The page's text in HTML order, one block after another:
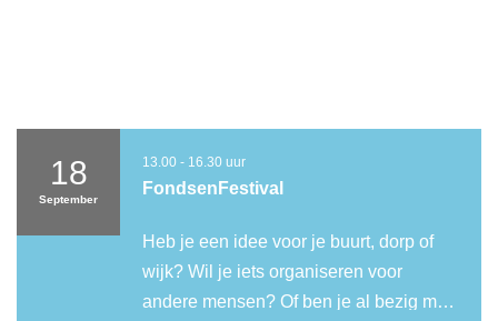
18
September
13.00 - 16.30 uur
FondsenFestival
Heb je een idee voor je buurt, dorp of
wijk? Wil je iets organiseren voor
andere mensen? Of ben je al bezig met